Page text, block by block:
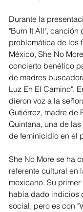
Durante la
"Burn It All", canción
problemática de los
México, She No
concierto benéfico
de madres
Luz En El Camino".
dieron voz a la
Gutiérrez, madre de
Quintana, una de
de feminicidio en el
She No More se ha
referente cultural en
mexicano. Su primer
había dado indicios
social, pero es con